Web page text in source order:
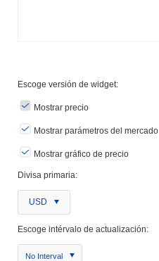
Escoge versión de widget:
Mostrar precio
Mostrar parámetros del mercado
Mostrar gráfico de precio
Divisa primaria:
USD
Escoge intérvalo de actualización:
No Interval